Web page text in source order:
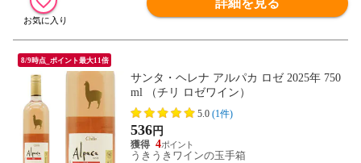
8/9時点_ポイント最大11倍
サンタ・ヘレナ アルパカ ロゼ 2025年 750
ml （チリ ロゼワイン）
5.0 (1件)
536円
4
うきうきワインの玉手箱